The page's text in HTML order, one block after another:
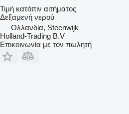
Τιμή κατόπιν αιτήματος
Δεξαμενή νερού
Ολλανδία, Steenwijk
Holland-Trading B.V
Επικοινωνία με τον πωλητή